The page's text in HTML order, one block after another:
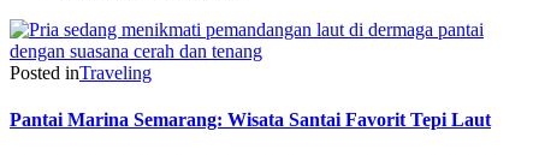
Posted inTraveling
Pantai Marina Semarang: Wisata Santai Favorit Tepi Laut